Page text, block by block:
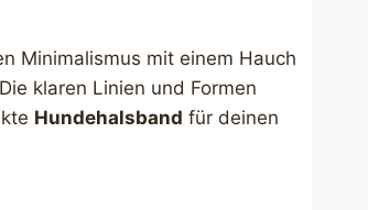
Minimalismus mit einem Hauch
klaren Linien und Formen
Hundehalsband für deinen